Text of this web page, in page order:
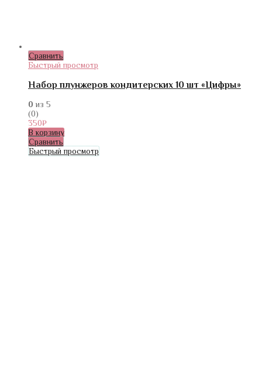
Сравнить
Быстрый просмотр
Набор плунжеров кондитерских 10 шт «Цифры»
0 из 5
(0)
350₽
В корзину
Сравнить
Быстрый просмотр